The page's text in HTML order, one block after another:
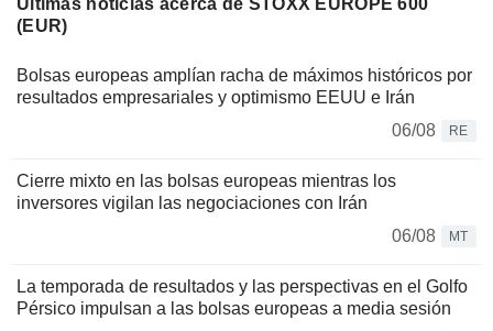
(EUR)
Bolsas europeas amplían racha de máximos históricos por
resultados empresariales y optimismo EEUU e Irán
06/08
RE
Cierre mixto en las bolsas europeas mientras los
inversores vigilan las negociaciones con Irán
06/08
MT
La temporada de resultados y las perspectivas en el Golfo
Pérsico impulsan a las bolsas europeas a media sesión